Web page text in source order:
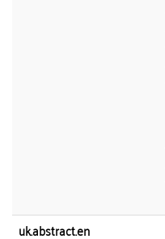
uk.abstract.en